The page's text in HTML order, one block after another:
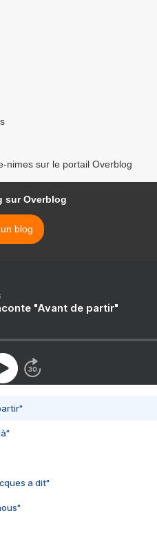
nimes sur le portail Overblog
sur Overblog
blog
"Avant de partir"
a dit"